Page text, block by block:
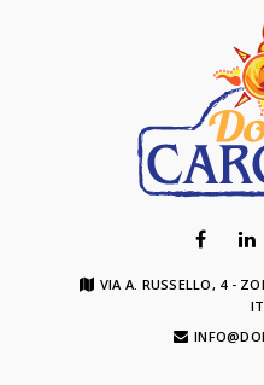
VIA A. RUSSELLO, 4 -